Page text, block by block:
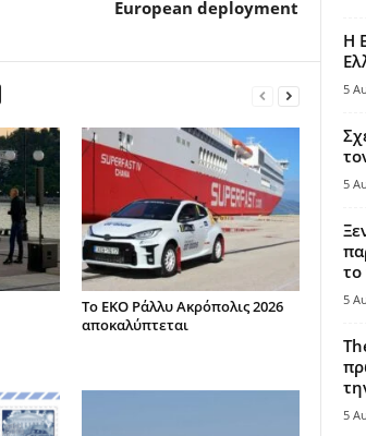
European deployment
Το ΕΚΟ Ράλλυ Ακρόπολις 2026
αποκαλύπτεται
Η
5
5
5
5